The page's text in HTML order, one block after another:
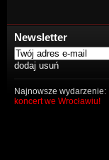
Newsletter
Najnowsze wydarzenie:
koncert we Wrocławiu!